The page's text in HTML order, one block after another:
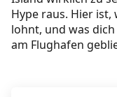
den
Hinflug vs.
günstiger/
Hype raus. Hier ist,
lohnt, und was
am Flughafen